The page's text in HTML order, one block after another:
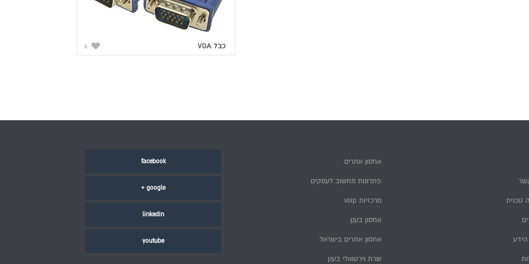
0 כבל VGA
facebook
google +
linkedin
youtube
אחסון אתרים
פתרונות מחשוב לעסקים
מרכזיות voip
אחסון בענן
אחסון אתרים בישראל
שרת וירטואלי בענן
טכנית